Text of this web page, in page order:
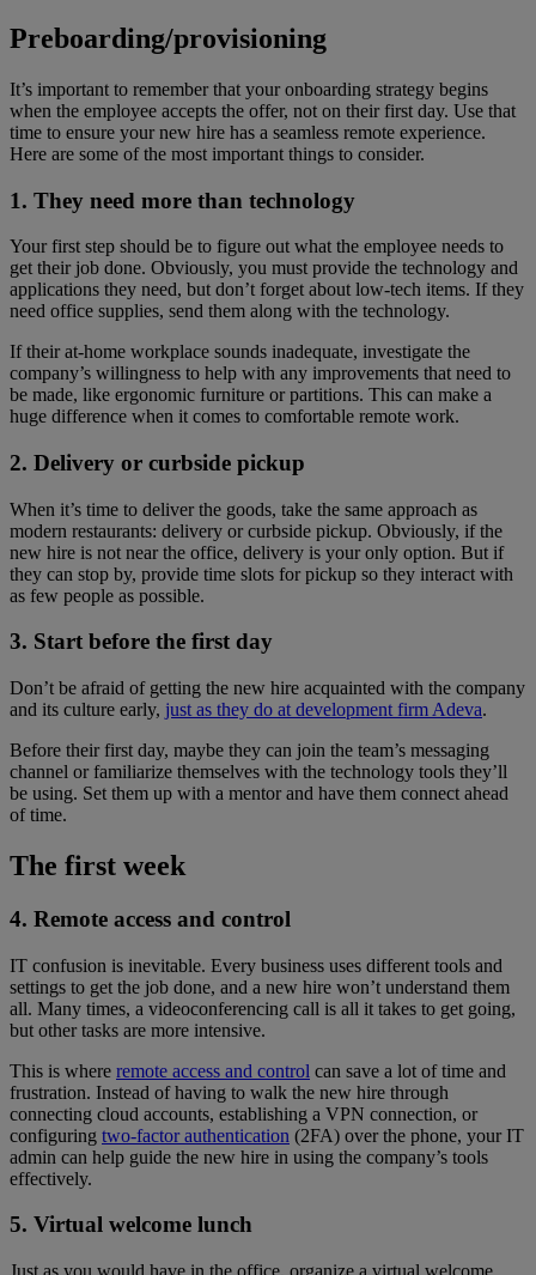
Preboarding/provisioning
It’s important to remember that your onboarding strategy begins
when the employee accepts the offer, not on their first day. Use that
time to ensure your new hire has a seamless remote experience.
Here are some of the most important things to consider.
1. They need more than technology
Your first step should be to figure out what the employee needs to
get their job done. Obviously, you must provide the technology and
applications they need, but don’t forget about low-tech items. If they
need office supplies, send them along with the technology.
If their at-home workplace sounds inadequate, investigate the
company’s willingness to help with any improvements that need to
be made, like ergonomic furniture or partitions. This can make a
huge difference when it comes to comfortable remote work.
2. Delivery or curbside pickup
When it’s time to deliver the goods, take the same approach as
modern restaurants: delivery or curbside pickup. Obviously, if the
new hire is not near the office, delivery is your only option. But if
they can stop by, provide time slots for pickup so they interact with
as few people as possible.
3. Start before the first day
Don’t be afraid of getting the new hire acquainted with the company
and its culture early, just as they do at development firm Adeva.
Before their first day, maybe they can join the team’s messaging
channel or familiarize themselves with the technology tools they’ll
be using. Set them up with a mentor and have them connect ahead
of time.
The first week
4. Remote access and control
IT confusion is inevitable. Every business uses different tools and
settings to get the job done, and a new hire won’t understand them
all. Many times, a videoconferencing call is all it takes to get going,
but other tasks are more intensive.
This is where remote access and control can save a lot of time and
frustration. Instead of having to walk the new hire through
connecting cloud accounts, establishing a VPN connection, or
configuring two-factor authentication (2FA) over the phone, your IT
admin can help guide the new hire in using the company’s tools
effectively.
5. Virtual welcome lunch